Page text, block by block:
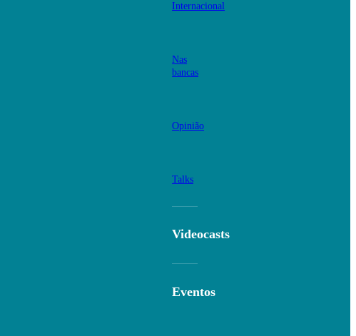
Internacional
Nas
bancas
Opinião
Talks
Videocasts
Eventos